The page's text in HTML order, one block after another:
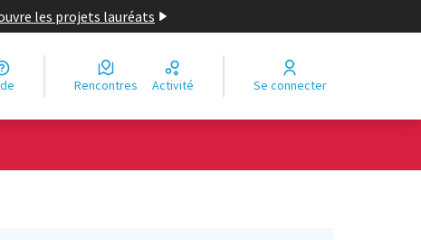
les projets lauréats
Rencontres Activité Se connecter